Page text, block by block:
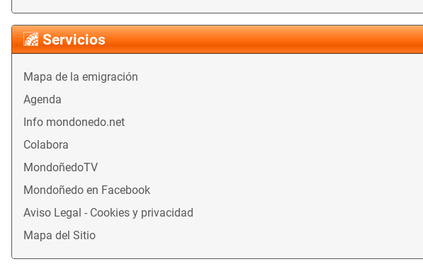
Servicios
Mapa de la emigración
Agenda
Info mondonedo.net
Colabora
MondoñedoTV
Mondoñedo en Facebook
Aviso Legal - Cookies y privacidad
Mapa del Sitio